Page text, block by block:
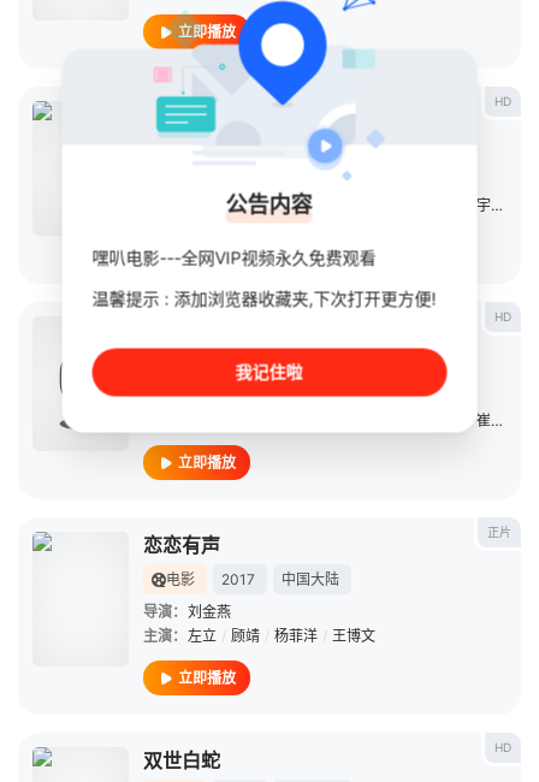
立即播放
HD
一刻十年
2015
中国大陆
于朦胧 / 张洋 / 谢彬彬 李政宇 /
立即播放
HD
2020
中国大陆
导演：李大涛
崔可法
立即播放
正片
恋恋有声
电影 2017
中国大陆
导演： 刘金燕
主演： 左立 / 顾靖 / 杨菲洋 / 王博文
立即播放
HD
双世白蛇
公告内容
嘿叭电影---全网VIP视频永久免费观看
温馨提示 : 添加浏览器收藏夹,下次打开更方便!
我记住啦